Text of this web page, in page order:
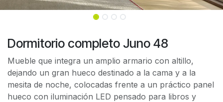
Dormitorio completo Juno 48
Mueble que integra un amplio armario con altillo,
dejando un gran hueco destinado a la cama y a la
mesita de noche, colocadas frente a un práctico panel
hueco con iluminación LED pensado para libros y